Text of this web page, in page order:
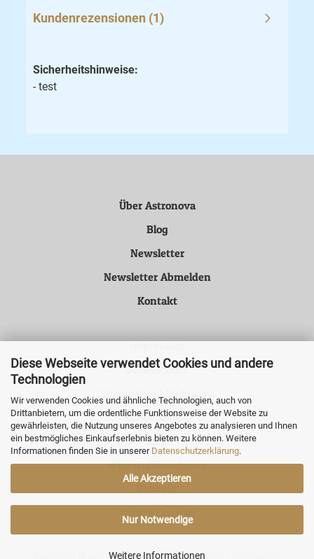
Diese Webseite verwendet Cookies und andere
Technologien
Wir verwenden Cookies und ähnliche Technologien, auch von
Drittanbietern, um die ordentliche Funktionsweise der Website zu
gewährleisten, die Nutzung unseres Angebotes zu analysieren und Ihnen
ein bestmögliches Einkaufserlebnis bieten zu können. Weitere
Informationen finden Sie in unserer Datenschutzerklärung.
Alle Akzeptieren
Nur Notwendige
Weitere Informationen
Kundenrezensionen (1)
Sicherheitshinweise:
- test
Über Astronova
Blog
Newsletter
Newsletter Abmelden
Kontakt
Impressum
Datenschutz
Versand und Lieferung
Kundenkonto
AGB
Widerrufsbelehrung
Zahlung
Cookie Console
Copyright © astronova Versand. Alle Rechte vorbehalten.